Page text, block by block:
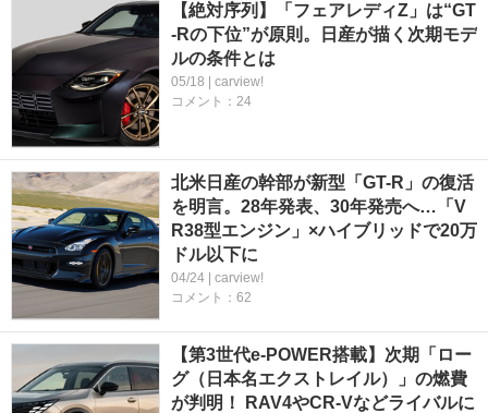
【絶対序列】「フェアレディZ」は“GT
-Rの下位”が原則。日産が描く次期モデ
ルの条件とは
05/18 | carview!
コメント：24
北米日産の幹部が新型「GT-R」の復活
を明言。28年発表、30年発売へ…「V
R38型エンジン」×ハイブリッドで20万
ドル以下に
04/24 | carview!
コメント：62
【第3世代e-POWER搭載】次期「ロー
グ（日本名エクストレイル）」の燃費
が判明！ RAV4やCR-Vなどライバルに